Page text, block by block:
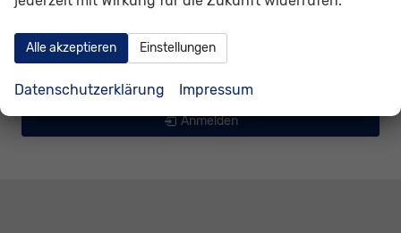
Weitere
Anmelden
Alle akzeptieren Einstellungen
Datenschutzerklärung Impressum